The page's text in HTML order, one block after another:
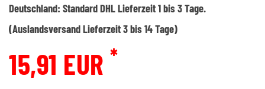
Deutschland: Standard DHL Lieferzeit 1 bis 3 Tage.
(Auslandsversand Lieferzeit 3 bis 14 Tage)
15,91 EUR *